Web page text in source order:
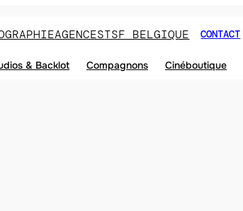
AGENCESTSF BELGIQUE CONTACT
& Backlot Compagnons Cinéboutique